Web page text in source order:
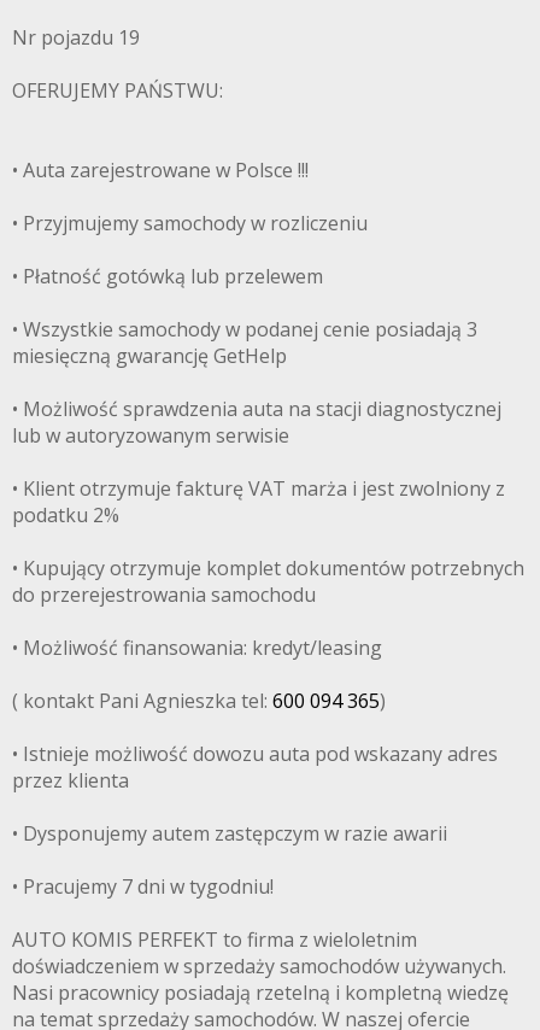
Nr pojazdu 19
OFERUJEMY PAŃSTWU:
• Auta zarejestrowane w Polsce !!!
• Przyjmujemy samochody w rozliczeniu
• Płatność gotówką lub przelewem
• Wszystkie samochody w podanej cenie posiadają 3
miesięczną gwarancję GetHelp
• Możliwość sprawdzenia auta na stacji diagnostycznej
lub w autoryzowanym serwisie
• Klient otrzymuje fakturę VAT marża i jest zwolniony z
podatku 2%
• Kupujący otrzymuje komplet dokumentów potrzebnych
do przerejestrowania samochodu
• Możliwość finansowania: kredyt/leasing
( kontakt Pani Agnieszka tel: 600 094 365)
• Istnieje możliwość dowozu auta pod wskazany adres
przez klienta
• Dysponujemy autem zastępczym w razie awarii
• Pracujemy 7 dni w tygodniu!
AUTO KOMIS PERFEKT to firma z wieloletnim
doświadczeniem w sprzedaży samochodów używanych.
Nasi pracownicy posiadają rzetelną i kompletną wiedzę
na temat sprzedaży samochodów. W naszej ofercie